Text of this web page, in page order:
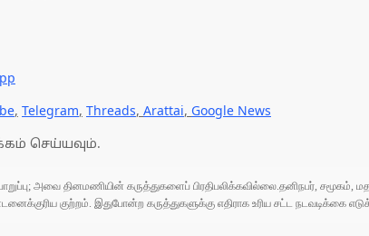
, Telegram, Threads, Arattai, Google News
செய்யவும்.
அவை தினமணியின் கருத்துகளைப் பிரதிபலிக்கவில்லை.தனிநபர்,
குற்றம். இதுபோன்ற கருத்துகளுக்கு எதிராக உரிய சட்ட நடவடிக்கை